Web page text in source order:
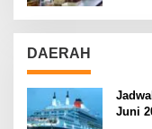
DAERAH
Juni